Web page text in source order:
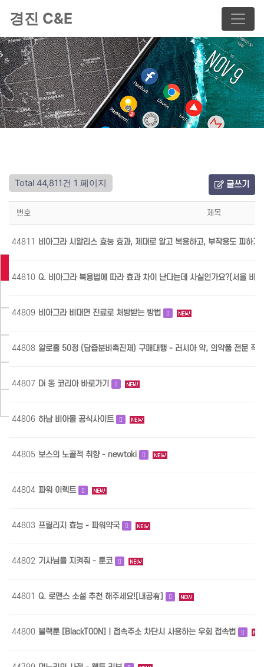
경진 C&E
자료실
Total 44,811건 1 페이지 글쓰기
번호 제목
44811 비아그라 시알리스 효능 효과, 제대로 알고 복용하고, 부작용도 피하기!
44810 Q. 비아그라 복용법에 따라 효과 차이 난다는데 사실인가요?(서울 비
44809 비아그라 비대면 진료로 처방받는 방법
44808 알로홀 50정 (담즙분비촉진제) 구매대행 - 러시아 약, 의약품 전문 직
44807 Di 동 코리아 바로가기
44806 하남 비아몰 공식사이트
44805 보스의 노골적 취향 - newtoki
44804 파워 이렉트
44803 프릴리지 효능 - 파워약국
44802 기사님을 지켜줘 - 툰코
44801 Q. 로맨스 소설 추천 해주세요![내공有]
44800 블랙툰 [BlackT00N]ㅣ접속주소 차단시 사용하는 우회 접속법